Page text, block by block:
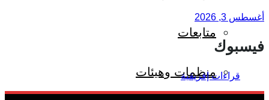
متابعات
منظمات وهيئات
أغسطس 3, 2026
فيسبوك